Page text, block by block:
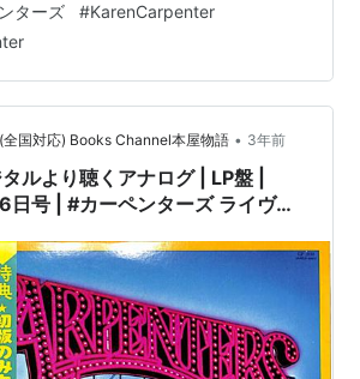
集付]［盤面=EX+,良好］［ジャケット=
［※保護内袋を新品交換して配送致しま
為、時間差で売切れの場…
ターズ #KarenCarpenter
全国対応) Books Channel本屋物語 • 3年前
ルより聴くアナログ | LP盤 |
| #カーペンターズ ライヴ・
付 / インサート / 写真集付 | 盤面
ケット=良好,EX |
#RichardCarpenter
|